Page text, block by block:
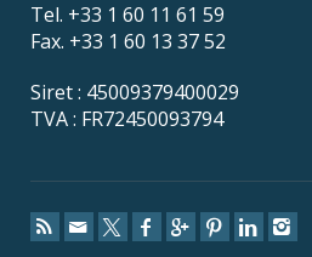
Tel. +33 1 60 11 61 59
Fax. +33 1 60 13 37 52
Siret : 45009379400029
TVA : FR72450093794